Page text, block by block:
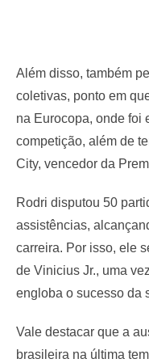
Além disso, também
coletivas, ponto em
na Eurocopa, onde foi
competição, além de
City, vencedor da
Rodri disputou 50
assistências,
carreira. Por isso, ele
de Vinicius Jr., uma
engloba o sucesso da
Vale destacar que a
brasileira na última